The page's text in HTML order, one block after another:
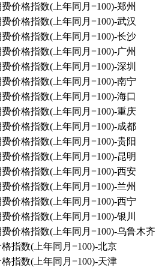
价格指数(上年同月=100)-郑州
价格指数(上年同月=100)-武汉
价格指数(上年同月=100)-长沙
价格指数(上年同月=100)-广州
价格指数(上年同月=100)-深圳
价格指数(上年同月=100)-南宁
价格指数(上年同月=100)-海口
价格指数(上年同月=100)-重庆
价格指数(上年同月=100)-成都
价格指数(上年同月=100)-贵阳
价格指数(上年同月=100)-昆明
价格指数(上年同月=100)-西安
价格指数(上年同月=100)-兰州
价格指数(上年同月=100)-西宁
价格指数(上年同月=100)-银川
价格指数(上年同月=100)-乌鲁木齐
指数(上年同月=100)-北京
指数(上年同月=100)-天津